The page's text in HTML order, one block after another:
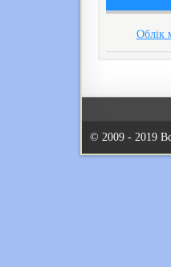
Облік
© 2009 - 2019